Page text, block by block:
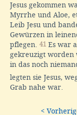
Jesus gekommen
Myrrhe und Aloe,
Leib Jesu und
Gewürzen in
pflegen. 41 Es war
gekreuzigt worden
in das noch
legten sie Jesus,
Grab nahe war.
<